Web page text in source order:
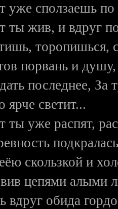
уже сползаешь по
ты жив, и вдруг
торопишься,
порвань и душу,
последнее, За
ярче светит...
ты уже распят,
скользкой и
цепями алыми
вдруг обида